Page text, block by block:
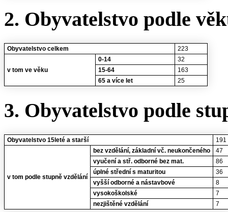
2. Obyvatelstvo podle
Obyvatelstvo celkem 223
v tom ve věku
0-14
32
15-64
163
65 a více let
25
3. Obyvatelstvo podle
Obyvatelstvo 15leté a starší 191
v tom podle stupně vzdělání
bez vzdělání, základní vč. neukončeného
47
vyučení a stř. odborné bez mat.
86
úplné střední s maturitou
36
vyšší odborné a nástavbové
8
vysokoškolské
7
nezjištěné vzdělání
7